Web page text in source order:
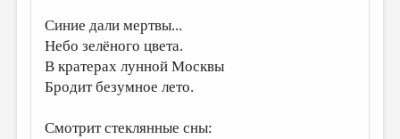
ПРАВИЛА САЙТА
ОТДЕЛЫ И РУБРИКИ
ИЗБРАННОЕ
Синие дали мертвы...
Небо зелёного цвета.
В кратерах лунной Москвы
Бродит безумное лето.
Смотрит стеклянные сны: